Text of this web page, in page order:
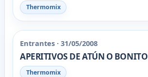
Thermomix
Entrantes · 31/05/2008
APERITIVOS DE ATÚN O BONITO
Thermomix